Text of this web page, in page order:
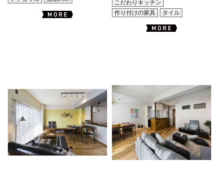
こだわりキッチン
作り付けの家具
タイル